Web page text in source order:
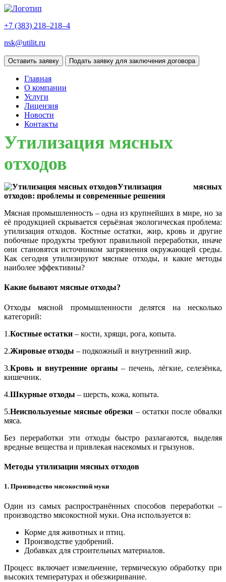
+7 (383) 218–218–4
nsk@utilit.ru
Оставить заявку Подать заявку для заключения договора
Главная
О компании
Услуги
Лицензия
Новости
Контакты
Утилизация мясных
отходов
Утилизация мясных
отходов: проблемы и современные решения
Мясная промышленность – одна из крупнейших в мире, но за
её продукцией скрывается серьёзная экологическая проблема:
утилизация отходов. Костные остатки, жир, кровь и другие
побочные продукты требуют правильной переработки, иначе
они становятся источником загрязнения окружающей среды.
Как сегодня утилизируют мясные отходы, и какие методы
наиболее эффективны?
Какие бывают мясные отходы?
Отходы мясной промышленности делятся на несколько
категорий:
1.Костные остатки – кости, хрящи, рога, копыта.
2.Жировые отходы – подкожный и внутренний жир.
3.Кровь и внутренние органы – печень, лёгкие, селезёнка,
кишечник.
4.Шкурные отходы – шерсть, кожа, копыта.
5.Неиспользуемые мясные обрезки – остатки после обвалки
мяса.
Без переработки эти отходы быстро разлагаются, выделяя
вредные вещества и привлекая насекомых и грызунов.
Методы утилизации мясных отходов
1. Производство мясокостной муки
Один из самых распространённых способов переработки –
производство мясокостной муки. Она используется в:
Корме для животных и птиц.
Производстве удобрений.
Добавках для строительных материалов.
Процесс включает измельчение, термическую обработку при
высоких температурах и обезжиривание.